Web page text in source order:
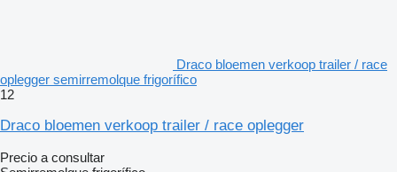
Draco bloemen verkoop trailer / race
oplegger semirremolque frigorífico
12
Draco bloemen verkoop trailer / race oplegger
Precio a consultar